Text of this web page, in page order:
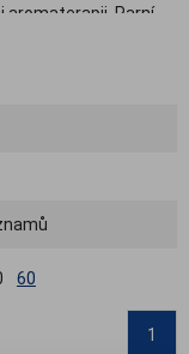
aromaterapii. Parní
a péči o pleť.
inhalátoru velmi
60
1